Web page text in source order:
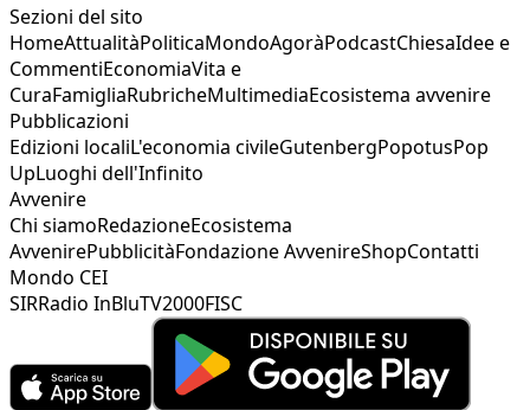
Sezioni del sito
HomeAttualitàPoliticaMondoAgoràPodcastChiesaIdee e
CommentiEconomiaVita e
CuraFamigliaRubricheMultimediaEcosistema avvenire
Pubblicazioni
Edizioni localiL'economia civileGutenbergPopotusPop
UpLuoghi dell'Infinito
Avvenire
Chi siamoRedazioneEcosistema
AvvenirePubblicitàFondazione AvvenireShopContatti
Mondo CEI
SIRRadio InBluTV2000FISC